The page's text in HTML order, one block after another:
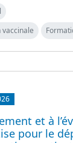
et à
pour le